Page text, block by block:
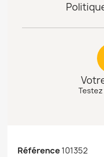
Référence101352